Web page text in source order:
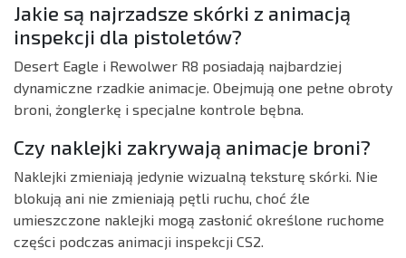
Jakie są najrzadsze skórki z animacją
inspekcji dla pistoletów?
Desert Eagle i Rewolwer R8 posiadają najbardziej
dynamiczne rzadkie animacje. Obejmują one pełne obroty
broni, żonglerkę i specjalne kontrole bębna.
Czy naklejki zakrywają animacje broni?
Naklejki zmieniają jedynie wizualną teksturę skórki. Nie
blokują ani nie zmieniają pętli ruchu, choć źle
umieszczone naklejki mogą zasłonić określone ruchome
części podczas animacji inspekcji CS2.